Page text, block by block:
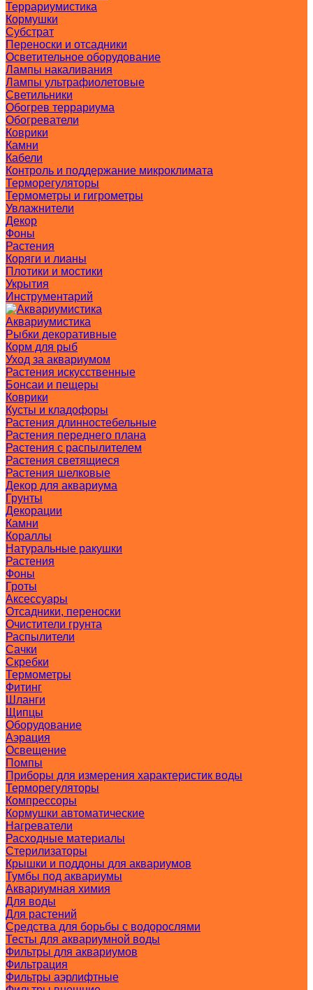
Террариумистика
Кормушки
Субстрат
Переноски и отсадники
Осветительное оборудование
Лампы накаливания
Лампы ультрафиолетовые
Светильники
Обогрев террариума
Обогреватели
Коврики
Камни
Кабели
Контроль и поддержание микроклимата
Терморегуляторы
Термометры и гигрометры
Увлажнители
Декор
Фоны
Растения
Коряги и лианы
Плотики и мостики
Укрытия
Инструментарий
Аквариумистика
Рыбки декоративные
Корм для рыб
Уход за аквариумом
Растения искусственные
Бонсаи и пещеры
Коврики
Кусты и кладофоры
Растения длинностебельные
Растения переднего плана
Растения с распылителем
Растения светящиеся
Растения шелковые
Декор для аквариума
Грунты
Декорации
Камни
Кораллы
Натуральные ракушки
Растения
Фоны
Гроты
Аксессуары
Отсадники, переноски
Очистители грунта
Распылители
Сачки
Скребки
Термометры
Фитинг
Шланги
Щипцы
Оборудование
Аэрация
Освещение
Помпы
Приборы для измерения характеристик воды
Терморегуляторы
Компрессоры
Кормушки автоматические
Нагреватели
Расходные материалы
Стерилизаторы
Крышки и поддоны для аквариумов
Тумбы под аквариумы
Аквариумная химия
Для воды
Для растений
Средства для борьбы с водорослями
Тесты для аквариумной воды
Фильтры для аквариумов
Фильтрация
Фильтры аэрлифтные